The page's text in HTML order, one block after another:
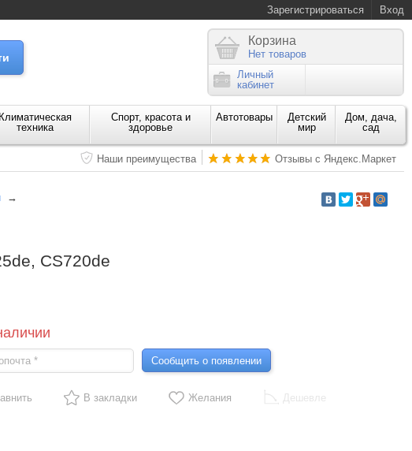
Зарегистрироваться Вход
Корзина
Нет товаров
Личный
кабинет
Климатическая
техника
Спорт, красота и
здоровье
Автотовары
Детский
мир
Дом, дача,
сад
Наши преимущества Отзывы с Яндекс.Маркет
→
CS720de
Сообщить о появлении
В закладки Желания Дешевле